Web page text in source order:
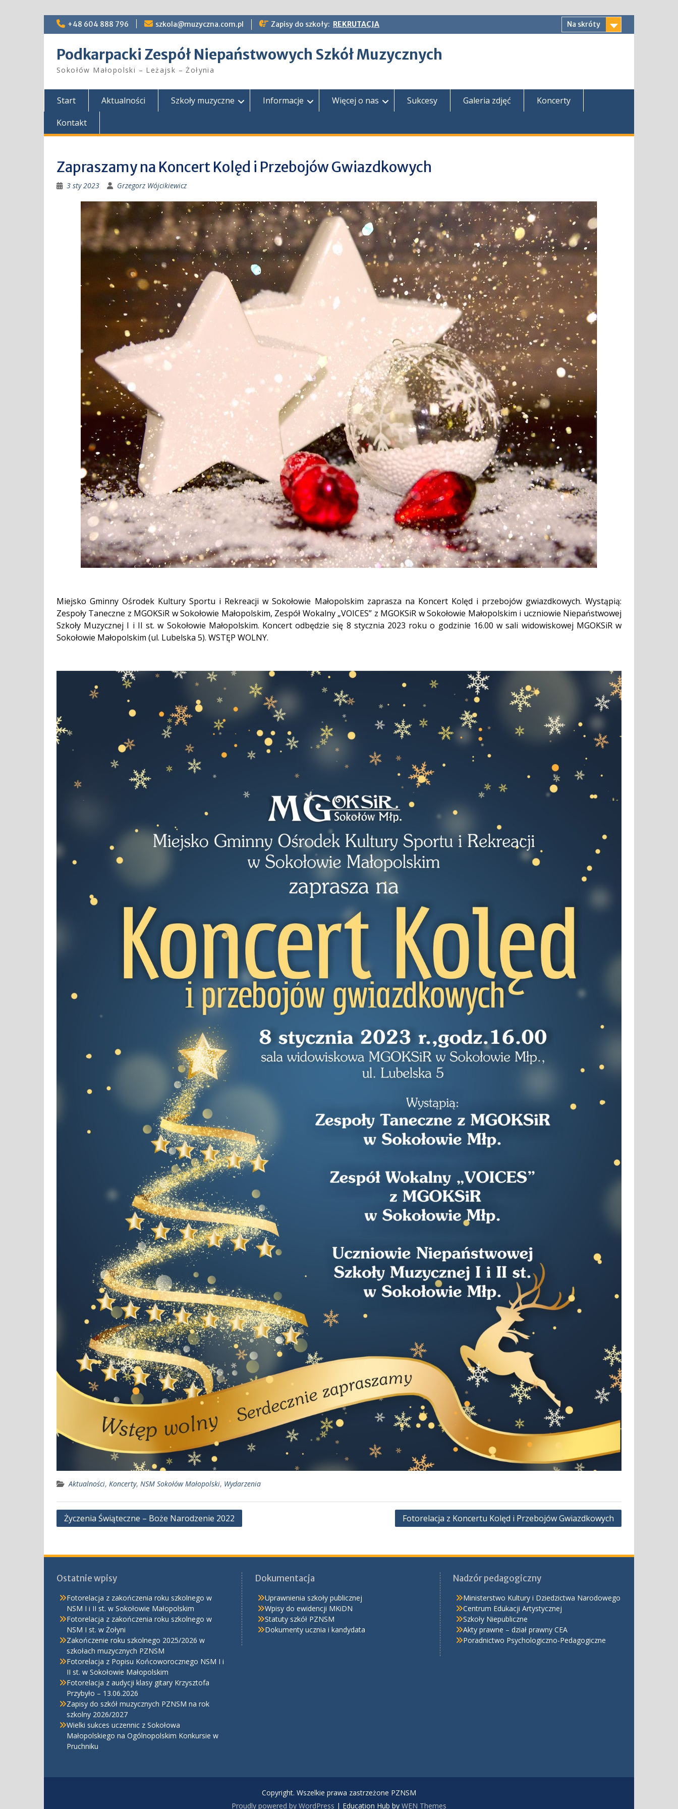
Skip
+48 604 888 796 szkola@muzyczna.com.pl Zapisy do szkoły: REKRUTACJA Na skróty
Podkarpacki Zespół Niepaństwowych Szkół Muzycznych
Sokołów Małopolski – Leżajsk – Żołynia
Start Aktualności Szkoły muzyczne Informacje Więcej o nas Sukcesy Galeria zdjęć
Koncerty
Kontakt
Zapraszamy na Koncert Kolęd i Przebojów Gwiazdkowych
3 sty 2023 Grzegorz Wójcikiewicz
Miejsko Gminny Ośrodek Kultury Sportu i Rekreacji w Sokołowie Małopolskim zaprasza na Koncert Kolęd i przebojów gwiazdkowych. Wystąpią:
Zespoły Taneczne z MGOKSiR w Sokołowie Małopolskim, Zespół Wokalny „VOICES” z MGOKSiR w Sokołowie Małopolskim i uczniowie Niepaństwowej
Szkoły Muzycznej I i II st. w Sokołowie Małopolskim. Koncert odbędzie się 8 stycznia 2023 roku o godzinie 16.00 w sali widowiskowej MGOKSiR w
Sokołowie Małopolskim (ul. Lubelska 5). WSTĘP WOLNY.
Aktualności, Koncerty, NSM Sokołów Małopolski, Wydarzenia
Nawigacja
Życzenia Świąteczne – Boże Narodzenie 2022 Fotorelacja z Koncertu Kolęd i Przebojów Gwiazdkowych
Ostatnie wpisy
Fotorelacja z zakończenia roku szkolnego w
NSM I i II st. w Sokołowie Małopolskim
Fotorelacja z zakończenia roku szkolnego w
NSM I st. w Żołyni
Zakończenie roku szkolnego 2025/2026 w
szkołach muzycznych PZNSM
Fotorelacja z Popisu Końcoworocznego NSM I i
II st. w Sokołowie Małopolskim
Fotorelacja z audycji klasy gitary Krzysztofa
Przybyło – 13.06.2026
Zapisy do szkół muzycznych PZNSM na rok
szkolny 2026/2027
Wielki sukces uczennic z Sokołowa
Małopolskiego na Ogólnopolskim Konkursie w
Pruchniku
Dokumentacja
Uprawnienia szkoły publicznej
Wpisy do ewidencji MKiDN
Statuty szkół PZNSM
Dokumenty ucznia i kandydata
Nadzór pedagogiczny
Ministerstwo Kultury i Dziedzictwa Narodowego
Centrum Edukacji Artystycznej
Szkoły Niepubliczne
Akty prawne – dział prawny CEA
Poradnictwo Psychologiczno-Pedagogiczne
Copyright. Wszelkie prawa zastrzeżone PZNSM
Proudly powered by WordPress | Education Hub by WEN Themes